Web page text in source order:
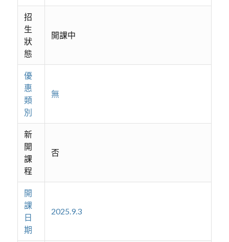
招
生
狀
態
開課中
優
惠
類
別
無
新
開
課
程
否
開
課
日
期
2025.9.3